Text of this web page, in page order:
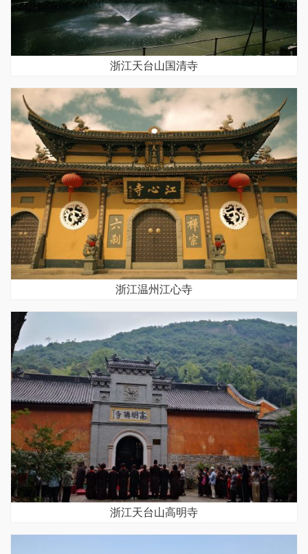
浙江天台山国清寺
浙江温州江心寺
浙江天台山高明寺